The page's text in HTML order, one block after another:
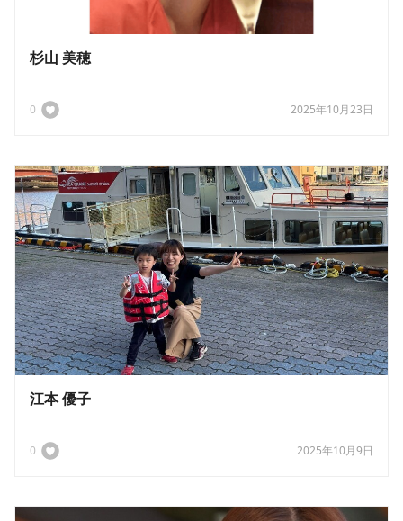
杉山 美穂
0 2025年10月23日
江本 優子
0 2025年10月9日